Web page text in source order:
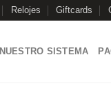
Relojes Giftcards
NUESTRO SISTEMA